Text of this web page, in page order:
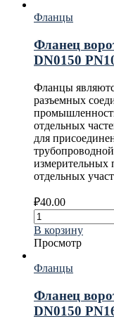
Фланцы
Фланец
DN0150
Фланцы
разъемных
отдельных
для
измерительных
отдельных
₽40.00
В корзину
Просмотр
Фланцы
Фланец
DN0150